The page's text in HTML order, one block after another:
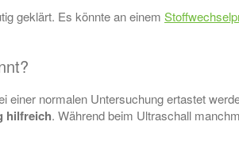
geklärt. Es könnte an einem
normalen Untersuchung ertastet
hilfreich. Während beim Ultraschall